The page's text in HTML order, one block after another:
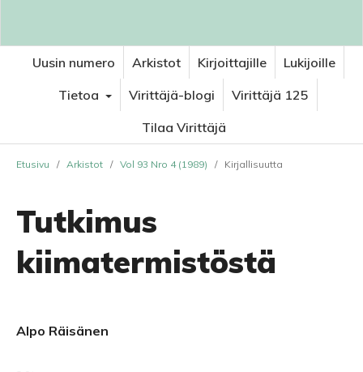
Uusin numero Arkistot Kirjoittajille
Lukijoille
Tietoa
Virittäjä-blogi
Virittäjä 125
Tilaa Virittäjä
Etusivu / Arkistot / Vol 93 Nro 4 (1989) / Kirjallisuutta
Tutkimus
kiimatermistöstä
Alpo Räisänen